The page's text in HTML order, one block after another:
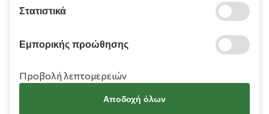
210 9709 100
Στατιστικά
Εμπορικής προώθησης
Προβολή λεπτομερειών
Αποδοχή όλων